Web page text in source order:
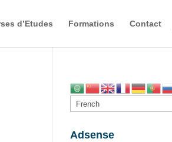
d’Etudes Formations Contact
Adsense